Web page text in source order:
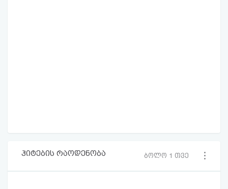
ჰიტების რაოდენობა ბოლო 1 თვე